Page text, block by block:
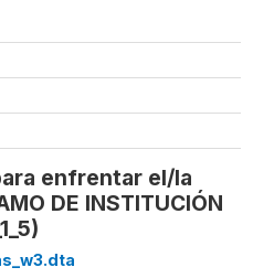
enfrentar el/la
DE INSTITUCIÓN